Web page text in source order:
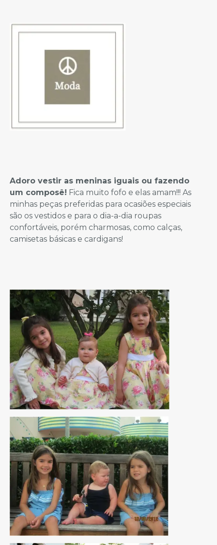
Adoro vestir as meninas iguais ou fazendo
um composê! Fica muito fofo e elas amam!!! As
minhas peças preferidas para ocasiões especiais
são os vestidos e para o dia-a-dia roupas
confortáveis, porém charmosas, como calças,
camisetas básicas e cardigans!